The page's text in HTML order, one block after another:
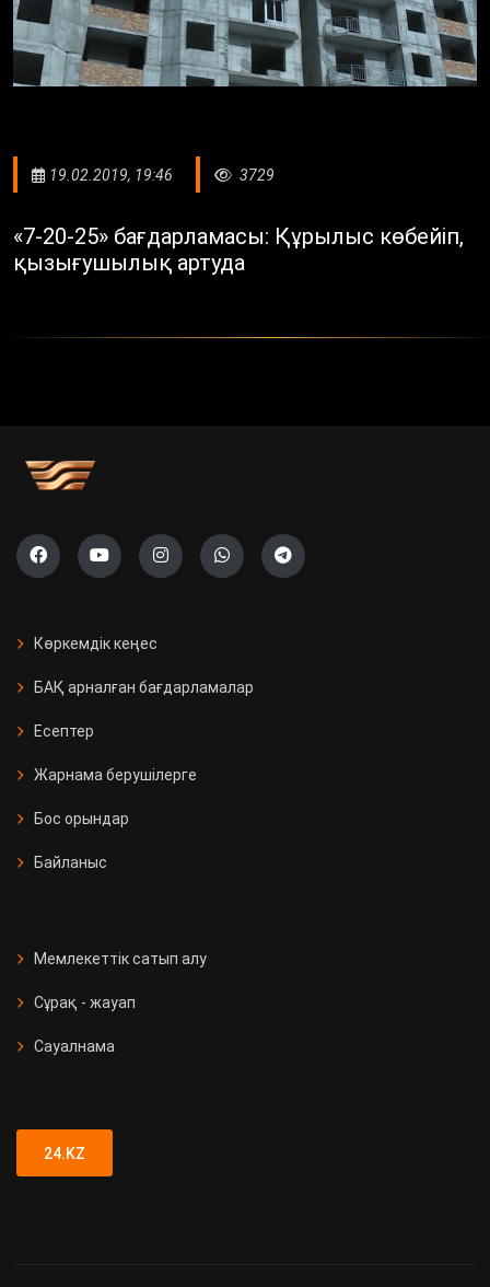
19.02.2019, 19:46 3729
«7-20-25» бағдарламасы: Құрылыс көбейіп,
қызығушылық артуда
Көркемдік кеңес
БАҚ арналған бағдарламалар
Есептер
Жарнама берушілерге
Бос орындар
Байланыс
Мемлекеттік сатып алу
Сұрақ - жауап
Сауалнама
24.KZ